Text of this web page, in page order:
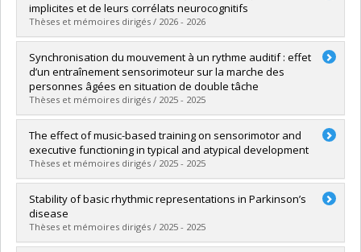
implicites et de leurs corrélats neurocognitifs
Thèses et mémoires dirigés / 2026 - 2026
Graduate :Guinamard, Antoine
Cycle :Doctoral
Grade :Ph. D.
Lien vers le document dans Papyrus
Synchronisation du mouvement à un rythme auditif : effet
d’un entraînement sensorimoteur sur la marche des
personnes âgées en situation de double tâche
Thèses et mémoires dirigés / 2025 - 2025
Graduate :Dufresne, Francis
Cycle :Master's
Grade :M. Sc.
Lien vers le document dans Papyrus
The effect of music-based training on sensorimotor and
executive functioning in typical and atypical development
Thèses et mémoires dirigés / 2025 - 2025
Graduate :Jamey, Kevin
Cycle :Doctoral
Grade :Ph. D.
Lien vers le document dans Papyrus
Stability of basic rhythmic representations in Parkinson’s
disease
Thèses et mémoires dirigés / 2025 - 2025